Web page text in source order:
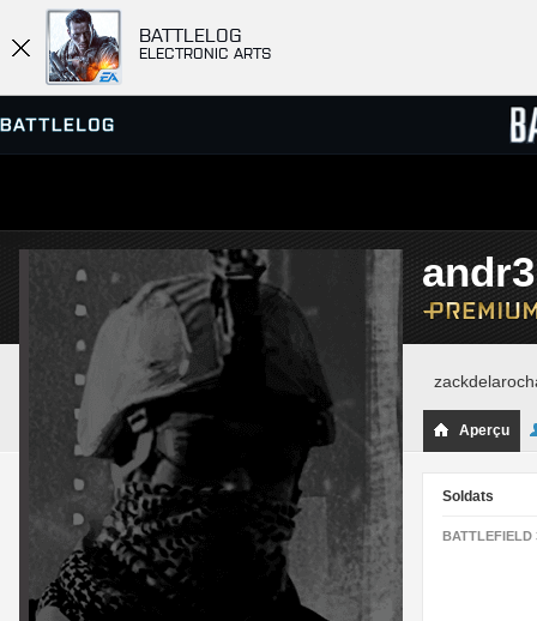
BATTLELOG
ELECTRONIC ARTS
SERVEURS
PARTIES
Aperçu
Soldats
BATTLEFIELD